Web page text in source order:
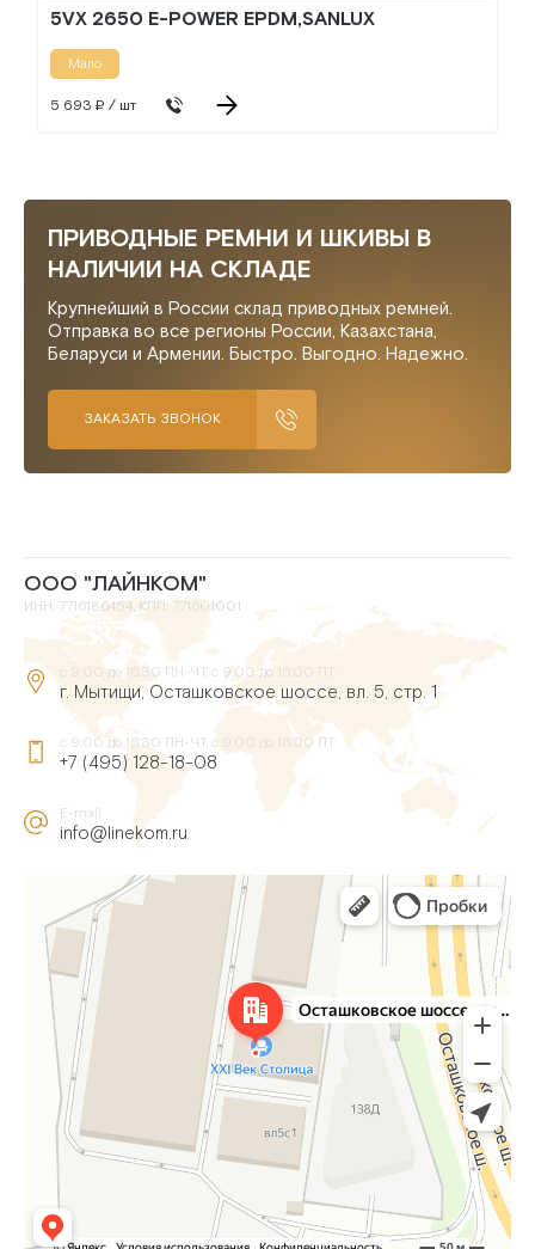
5VX 2650 E-POWER EPDM,SANLUX
Мало
5 693 ₽ / шт
ПРИВОДНЫЕ РЕМНИ И ШКИВЫ В
НАЛИЧИИ НА СКЛАДЕ
Крупнейший в России склад приводных ремней.
Отправка во все регионы России, Казахстана,
Беларуси и Армении. Быстро. Выгодно. Надежно.
ЗАКАЗАТЬ ЗВОНОК
ООО "ЛАЙНКОМ"
ИНН: 7716186454, КПП: 771601001
с 9:00 до 16:30 ПН-ЧТ, с 9:00 до 16:00 ПТ
г. Мытищи, Осташковское шоссе, вл. 5, стр. 1
с 9:00 до 16:30 ПН-ЧТ, с 9:00 до 16:00 ПТ
+7 (495) 128-18-08
E-mail
info@linekom.ru